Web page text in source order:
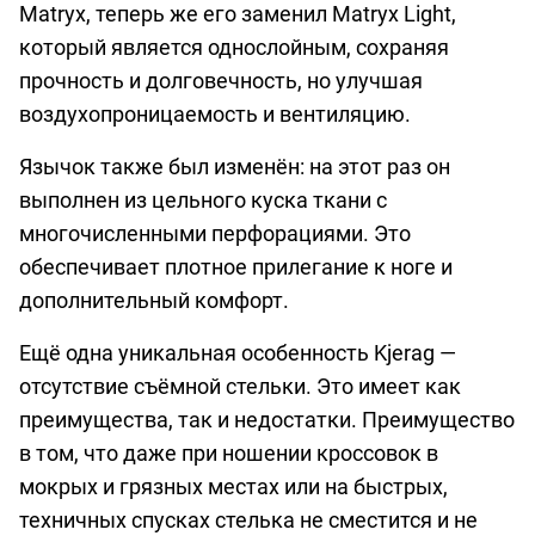
Matryx, теперь же его заменил Matryx Light,
который является однослойным, сохраняя
прочность и долговечность, но улучшая
воздухопроницаемость и вентиляцию.
Язычок также был изменён: на этот раз он
выполнен из цельного куска ткани с
многочисленными перфорациями. Это
обеспечивает плотное прилегание к ноге и
дополнительный комфорт.
Ещё одна уникальная особенность Kjerag —
отсутствие съёмной стельки. Это имеет как
преимущества, так и недостатки. Преимущество
в том, что даже при ношении кроссовок в
мокрых и грязных местах или на быстрых,
техничных спусках стелька не сместится и не